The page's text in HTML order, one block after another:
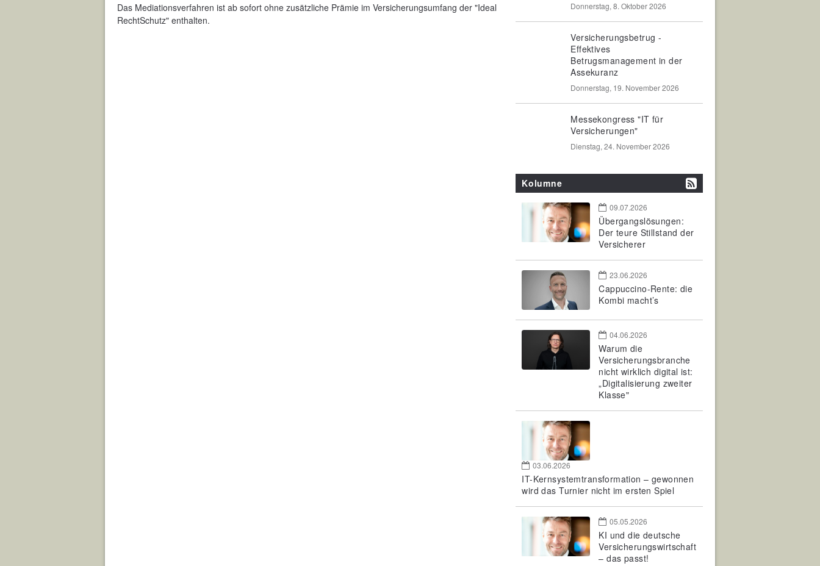
Das Mediationsverfahren ist ab sofort ohne zusätzliche Prämie im Versicherungsumfang der "Ideal
RechtSchutz" enthalten.
Donnerstag, 8. Oktober 2026
Versicherungsbetrug -
Effektives
Betrugsmanagement in der
Assekuranz
Donnerstag, 19. November 2026
Messekongress "IT für
Versicherungen"
Dienstag, 24. November 2026
Kolumne
09.07.2026
Übergangslösungen:
Der teure Stillstand der
Versicherer
23.06.2026
Cappuccino-Rente: die
Kombi macht’s
04.06.2026
Warum die
Versicherungsbranche
nicht wirklich digital ist:
„Digitalisierung zweiter
Klasse"
03.06.2026
IT-Kernsystemtransformation – gewonnen
wird das Turnier nicht im ersten Spiel
05.05.2026
KI und die deutsche
Versicherungswirtschaft
– das passt!